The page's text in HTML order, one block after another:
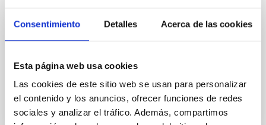
Consentimiento Detalles Acerca de las cookies
Esta página web usa cookies
Las cookies de este sitio web se usan para personalizar
el contenido y los anuncios, ofrecer funciones de redes
sociales y analizar el tráfico. Además, compartimos
with respect to the larger-scale magnetic
Yin, Sean et al.
BIBCODE 2026APJ..1003...83Y
NÚMERO DE CITAS 0